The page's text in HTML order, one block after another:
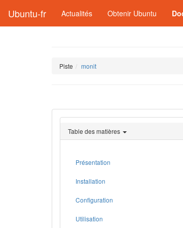
Ubuntu-fr Actualités Obtenir Ubuntu
Piste monit
Table des matières
Présentation
Installation
Configuration
Utilisation